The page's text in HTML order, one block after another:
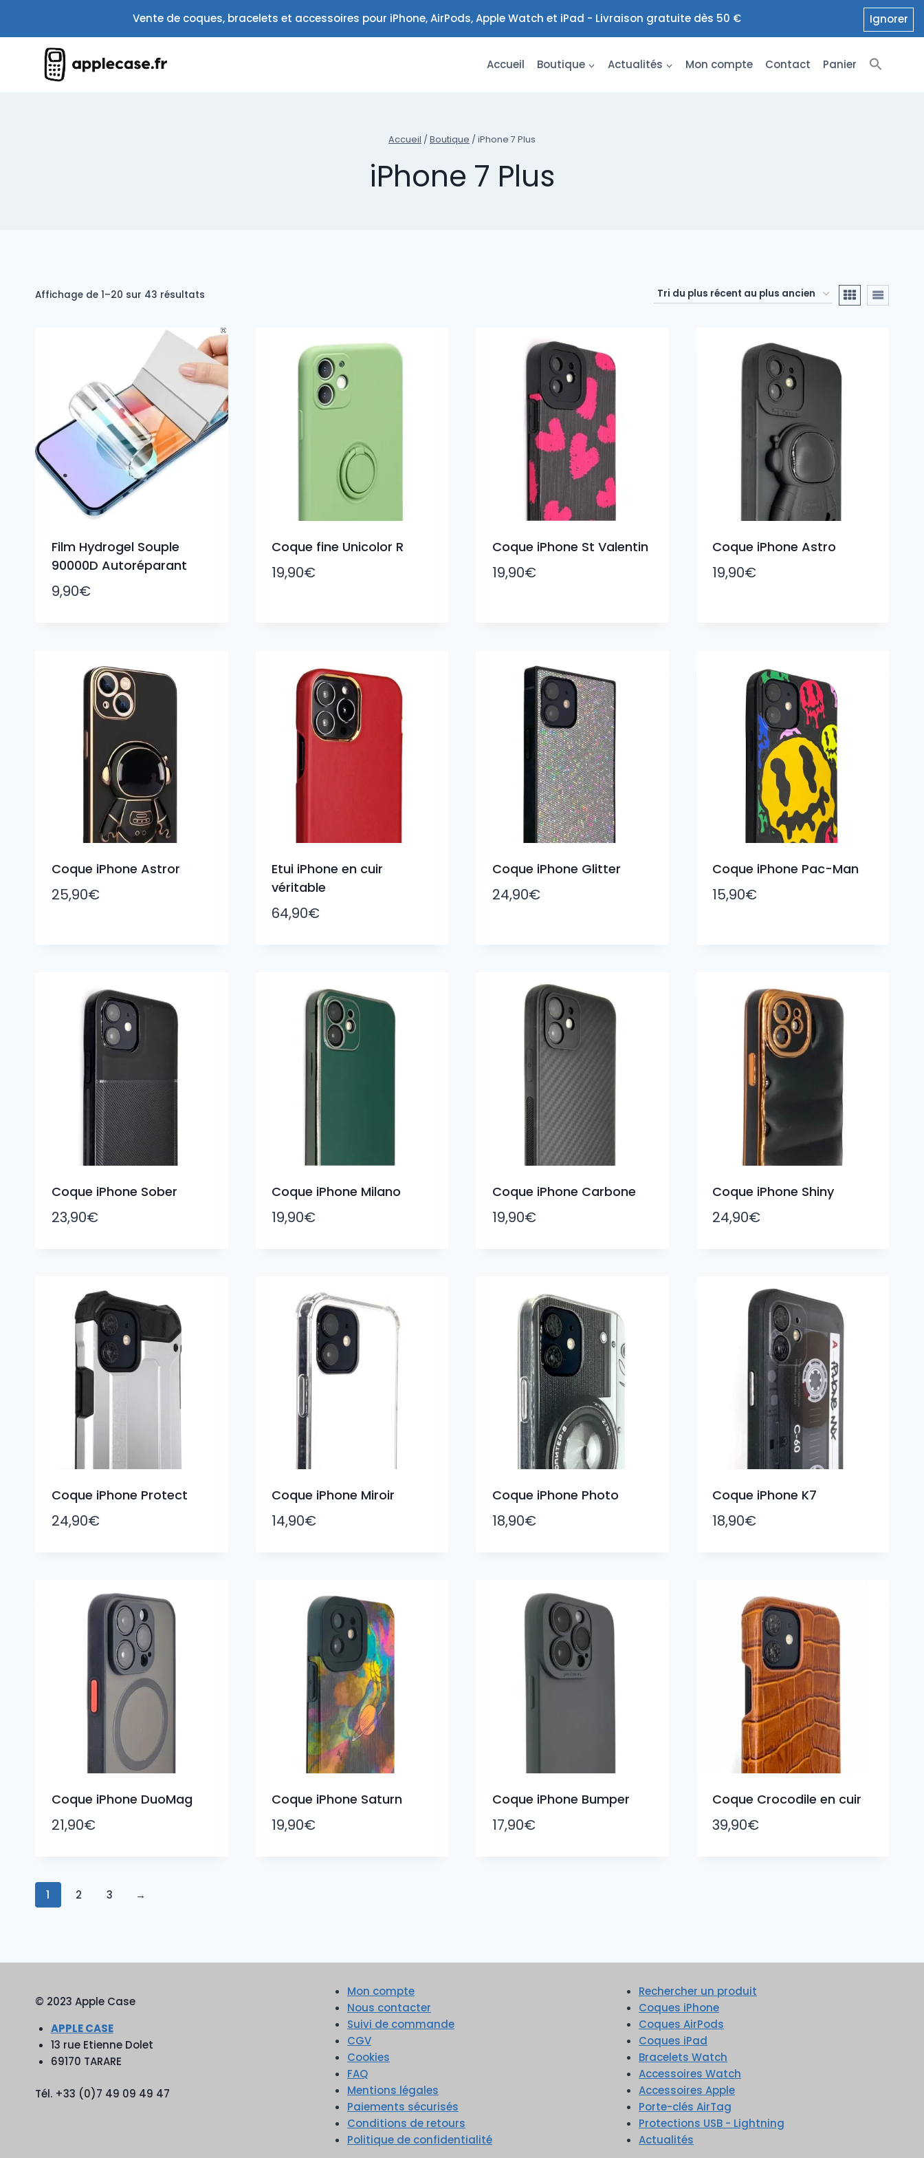
contenu
Vente de coques, bracelets et accessoires pour iPhone, AirPods, Apple Watch et iPad - Livraison gratuite dès 50 € Ignorer
Accueil Boutique Actualités Mon compte Contact Panier
Accueil / Boutique / iPhone 7 Plus
iPhone 7 Plus
Affichage de 1–20 sur 43 résultats
plus
récent
au
plus
ancien
Film Hydrogel Souple
90000D Autoréparant
9,90€
Coque fine Unicolor R
19,90€
Coque iPhone St Valentin
19,90€
Coque iPhone Astro
19,90€
Coque iPhone Astror
25,90€
Etui iPhone en cuir
véritable
64,90€
Coque iPhone Glitter
24,90€
Coque iPhone Pac-Man
15,90€
Coque iPhone Sober
23,90€
Coque iPhone Milano
19,90€
Coque iPhone Carbone
19,90€
Coque iPhone Shiny
24,90€
Coque iPhone Protect
24,90€
Coque iPhone Miroir
14,90€
Coque iPhone Photo
18,90€
Coque iPhone K7
18,90€
Coque iPhone DuoMag
21,90€
Coque iPhone Saturn
19,90€
Coque iPhone Bumper
17,90€
Coque Crocodile en cuir
39,90€
1 2 3 →
© 2023 Apple Case
APPLE CASE
13 rue Etienne Dolet
69170 TARARE
Tél. +33 (0)7 49 09 49 47
Mon compte
Nous contacter
Suivi de commande
CGV
Cookies
FAQ
Mentions légales
Paiements sécurisés
Conditions de retours
Politique de confidentialité
Rechercher un produit
Coques iPhone
Coques AirPods
Coques iPad
Bracelets Watch
Accessoires Watch
Accessoires Apple
Porte-clés AirTag
Protections USB - Lightning
Actualités